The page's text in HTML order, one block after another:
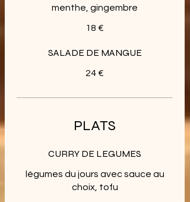
menthe, gingembre
18 €
SALADE DE MANGUE
24 €
PLATS
CURRY DE LEGUMES
légumes du jours avec sauce au
choix, tofu